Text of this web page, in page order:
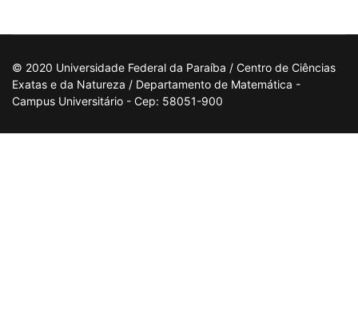
© 2020 Universidade Federal da Paraíba / Centro de Ciências
Exatas e da Natureza / Departamento de Matemática -
Campus Universitário - Cep: 58051-900